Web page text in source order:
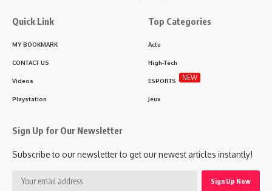
Quick Link
MY BOOKMARK
CONTACT US
Videos
Playstation
Top Categories
Actu
High-Tech
ESPORTS NEW
Jeux
Sign Up for Our Newsletter
Subscribe to our newsletter to get our newest articles instantly!